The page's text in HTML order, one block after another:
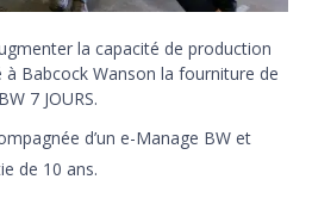
la capacité de production
à Babcock Wanson la fourniture de
7 JOURS.
d’un e-Manage BW et
de 10 ans.